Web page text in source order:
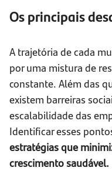
Os principais
A trajetória de cada
por uma mistura de
constante. Além das
existem barreiras
escalabilidade das
Identificar esses
estratégias que
crescimento saudável.